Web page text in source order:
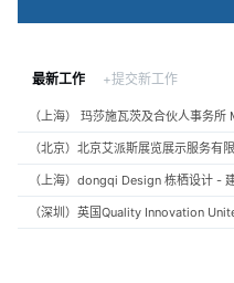
最新工作 +提交新工作
（北京）北京艾派斯展览展示服务